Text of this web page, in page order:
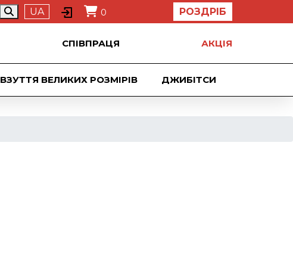
UA 0 РОЗДРІБ
СПІВПРАЦЯ АКЦIЯ
ВЗУТТЯ ВЕЛИКИХ РОЗМІРІВ ДЖИБIТСИ